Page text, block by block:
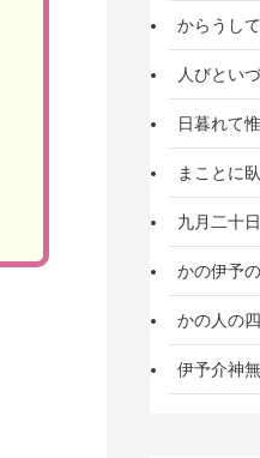
からうし
人びとい
日暮れて
まことに
九月二十
かの伊予
かの人の
伊予介神